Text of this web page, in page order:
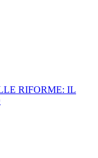
RIFORME: IL